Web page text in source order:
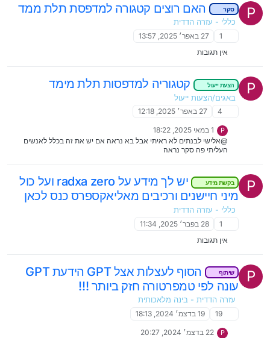
P סקר האם רוצים קטגורה למדפסת תלת ממד
כללי - עזרה הדדית
1
27 באפר׳ 2025, 13:57
אין תגובות
P הצעת ייעול קטגוריה למדפסות תלת מימד
באגים/הצעות ייעול
4
27 באפר׳ 2025, 12:18
P
1 במאי 2025, 18:22
@אלישי לבנתים לא ראיתי אבל בא נראה אם יש את זה בכלל לאנשים
העליתי פה סקר נראה
P בקשת מידע
יש לך מידע על radxa zero ועל כול
מיני חיישנים ורכיבים מאליאקספרס כנס לכאן
כללי - עזרה הדדית
1
28 בפבר׳ 2025, 11:34
אין תגובות
P שיתוף
הסוף לעצלות אצל GPT הידעת GPT
עונה לפי טמפרטורה חזק ביותר !!!
עזרה הדדית - בינה מלאכותית
19
19 בדצמ׳ 2024, 18:13
P
22 בדצמ׳ 2024, 20:27